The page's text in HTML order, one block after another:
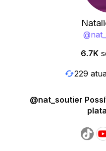
@
6.7K
229
@nat_soutier